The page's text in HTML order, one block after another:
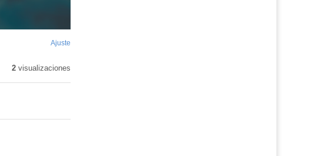
Ajuste
2visualizaciones